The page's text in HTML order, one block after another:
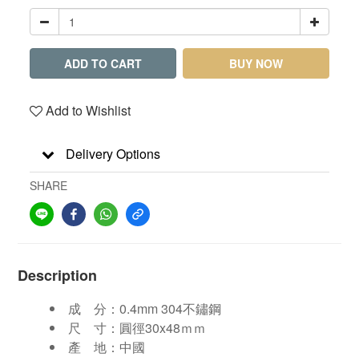
ADD TO CART BUY NOW
Add to Wishlist
Delivery Options
SHARE
Description
成 分： 0.4mm 304不鏽鋼
尺
寸： 圓徑30x48ｍｍ
產
地：中國